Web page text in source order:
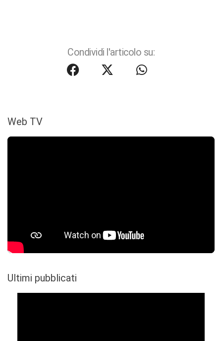
Condividi l'articolo su:
Web TV
Ultimi pubblicati